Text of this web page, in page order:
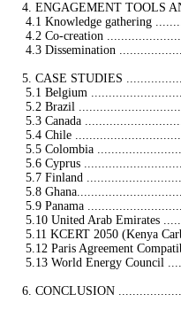
4. ENGAGEMENT TOOLS
4.1 Knowledge gathering
4.2 Co-creation
4.3 Dissemination
5. CASE STUDIES
5.1 Belgium
5.2 Brazil
5.3 Canada
5.4 Chile
5.5 Colombia
5.6 Cyprus
5.7 Finland
5.8
5.9 Panama
5.10 United Arab Emirates
5.11 KCERT 2050 (Kenya
5.12 Paris Agreement
5.13 World Energy Council
6. CONCLUSION